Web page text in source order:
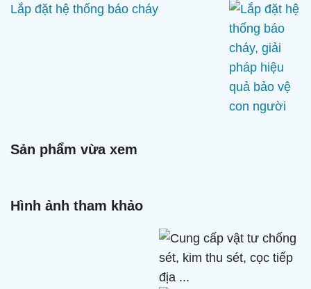
Lắp đặt hệ thống báo cháy
Sản phẩm vừa xem
Hình ảnh tham khảo